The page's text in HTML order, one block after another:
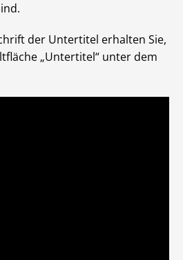
der Untertitel erhalten Sie,
„Untertitel“ unter dem